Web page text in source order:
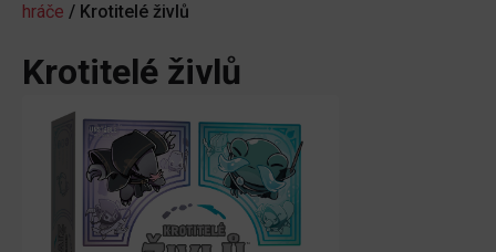
hráče / Krotitelé živlů
Krotitelé živlů